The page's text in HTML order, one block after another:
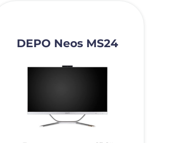
DEPO Neos MS24